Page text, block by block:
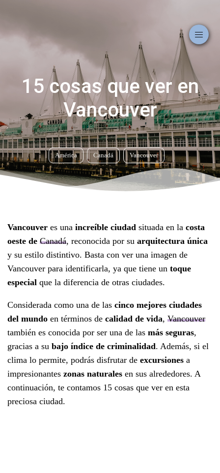
América Canadá Vancouver
15 cosas que ver en
Vancouver
Vancouver es una increíble ciudad situada en la costa
oeste de Canadá, reconocida por su arquitectura única
y su estilo distintivo. Basta con ver una imagen de
Vancouver para identificarla, ya que tiene un toque
especial que la diferencia de otras ciudades.
Considerada como una de las cinco mejores ciudades
del mundo en términos de calidad de vida, Vancouver
también es conocida por ser una de las más seguras,
gracias a su bajo índice de criminalidad. Además, si el
clima lo permite, podrás disfrutar de excursiones a
impresionantes zonas naturales en sus alrededores. A
continuación, te contamos 15 cosas que ver en esta
preciosa ciudad.